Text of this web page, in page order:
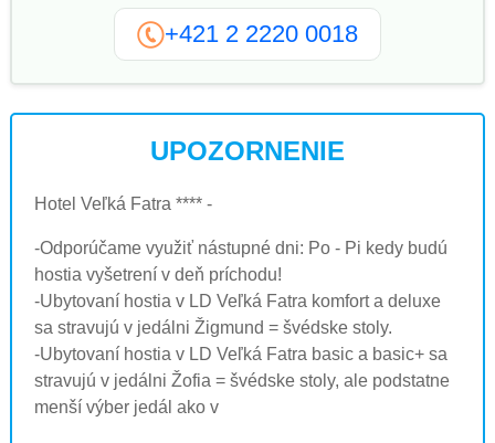
+421 2 2220 0018
UPOZORNENIE
Hotel Veľká Fatra **** -
-Odporúčame využiť nástupné dni: Po - Pi kedy budú
hostia vyšetrení v deň príchodu!
-Ubytovaní hostia v LD Veľká Fatra komfort a deluxe
sa stravujú v jedálni Žigmund = švédske stoly.
-Ubytovaní hostia v LD Veľká Fatra basic a basic+ sa
stravujú v jedálni Žofia = švédske stoly, ale podstatne
menší výber jedál ako v